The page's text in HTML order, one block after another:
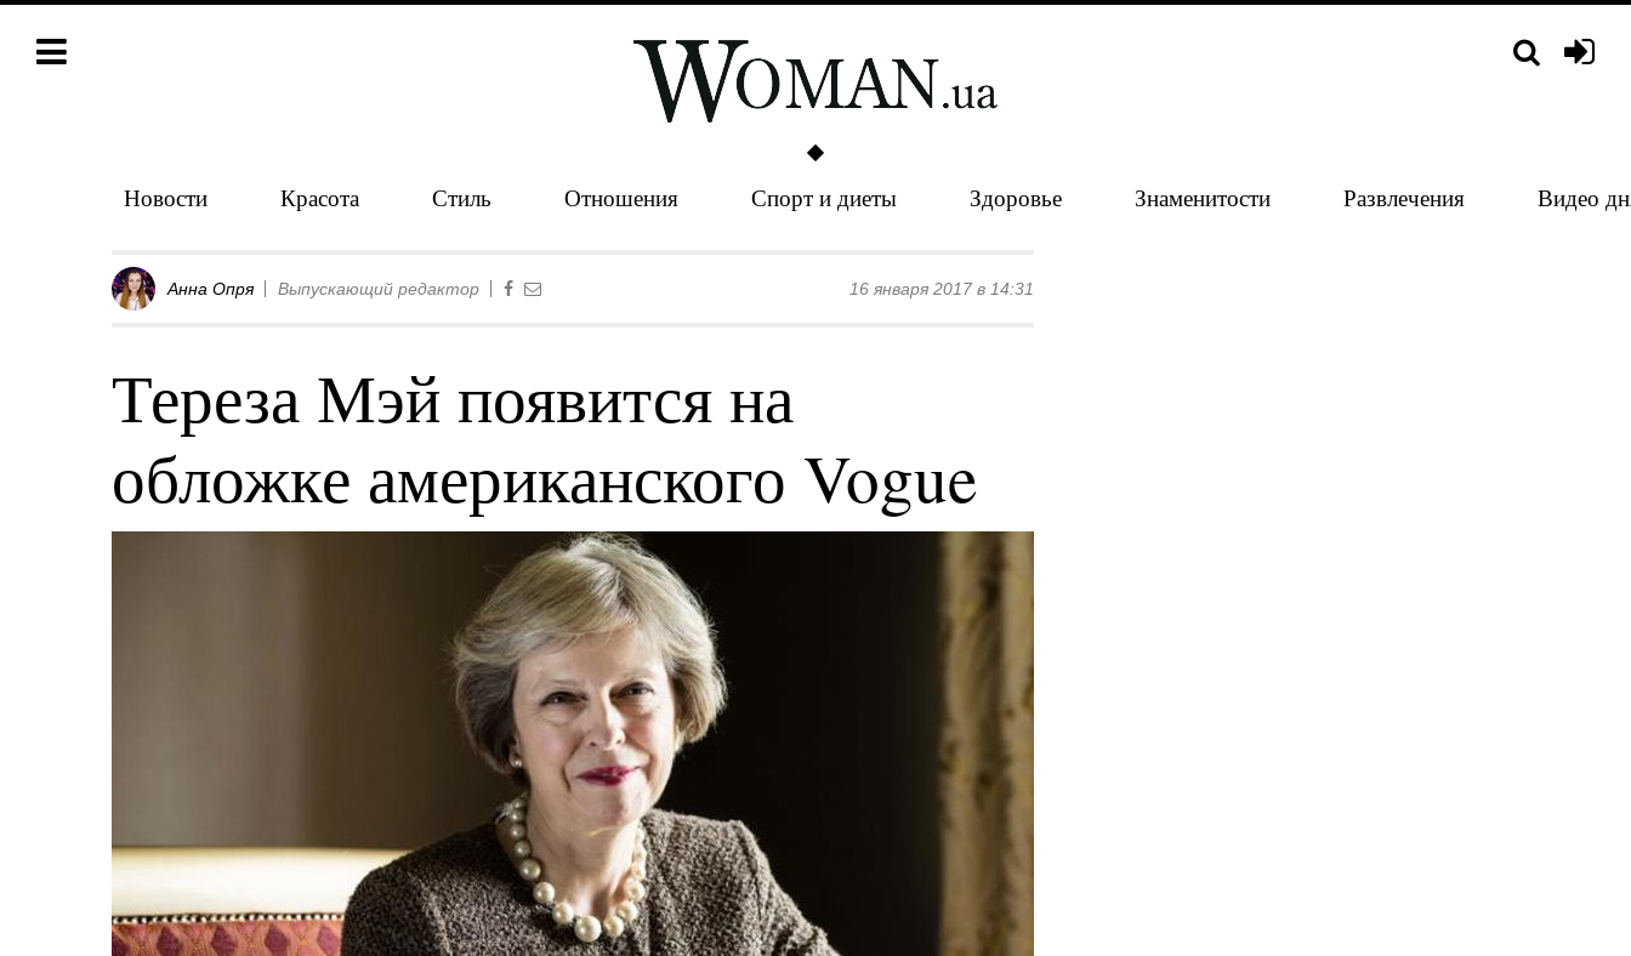
Новости Красота Стиль Отношения Спорт и диеты Здоровье Знаменитости Развлечения Видео
Анна Опря Выпускающий редактор 16 января 2017 в 14:31
Тереза Мэй появится на
обложке американского Vogue